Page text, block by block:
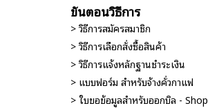
ขั้นตอนวิธีการ
> วิธีการสมัครสมาชิก
> วิธีการเลือกสั่งซื้อสินค้า
> วิธีการแจ้งหลักฐานชำระเงิน
> แบบฟอร์ม สำหรับจ้างคั่วกาแฟ
> ใบขอข้อมูลสำหรับออกบิล - Shop